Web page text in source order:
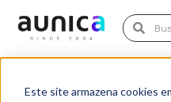
Este site armazena cookies
Artigos,Blog,TECH,